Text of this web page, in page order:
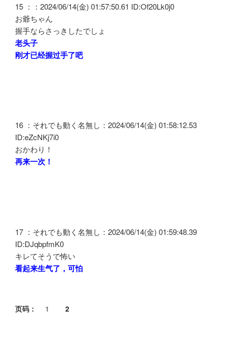
15 ：：2024/06/14(金) 01:57:50.61 ID:Of20Lk0j0
お爺ちゃん
握手ならさっきしたでしょ
老头子
刚才已经握过手了吧
16 ：それでも動く名無し：2024/06/14(金) 01:58:12.53
ID:eZcNKj7i0
おかわり！
再来一次！
17 ：それでも動く名無し：2024/06/14(金) 01:59:48.39
ID:DJqbpfmK0
キレてそうで怖い
看起来生气了，可怕
页码： 1 2